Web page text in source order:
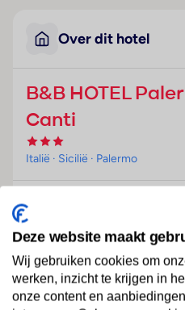
Over dit hotel
B&B HOTEL
Canti
Italië · Sicilië · Palermo
Ligging
Het hotel begroet de gasten
Hotelfaciliteiten
Het hotel beschikt over 6
tweepersoonskamers en
Deze website maakt
Wij gebruiken cookies om
werken, inzicht te krijgen in
onze content en